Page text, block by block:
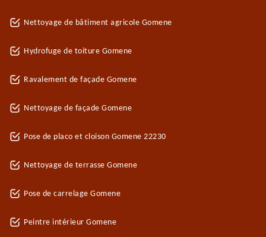
Nettoyage de bâtiment agricole Gomene
Hydrofuge de toiture Gomene
Ravalement de façade Gomene
Nettoyage de façade Gomene
Pose de placo et cloison Gomene 22230
Nettoyage de terrasse Gomene
Pose de carrelage Gomene
Peintre intérieur Gomene